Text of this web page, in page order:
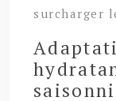
surcharger